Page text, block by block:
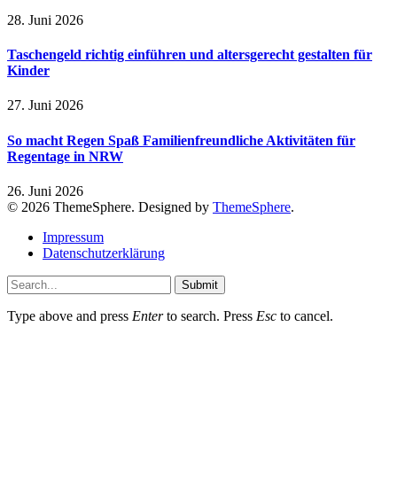
28. Juni 2026
Taschengeld richtig einführen und altersgerecht gestalten für
Kinder
27. Juni 2026
So macht Regen Spaß Familienfreundliche Aktivitäten für
Regentage in NRW
26. Juni 2026
© 2026 ThemeSphere. Designed by ThemeSphere.
Impressum
Datenschutzerklärung
Submit
Type above and press Enterto search. Press Esc to cancel.